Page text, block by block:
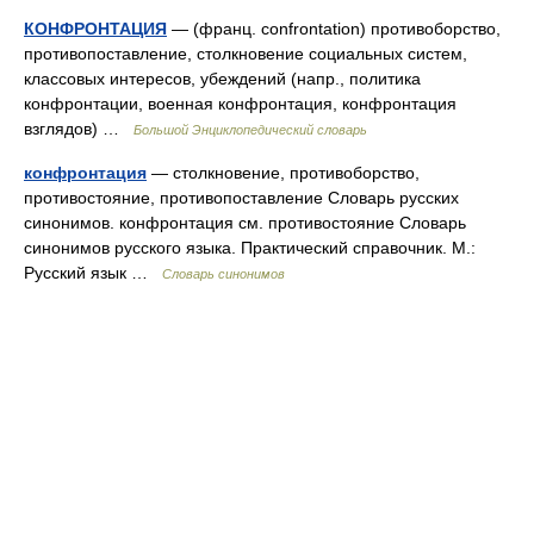
КОНФРОНТАЦИЯ — (франц. confrontation) противоборство,
противопоставление, столкновение социальных систем,
классовых интересов, убеждений (напр., политика
конфронтации, военная конфронтация, конфронтация
взглядов) …
Большой Энциклопедический словарь
конфронтация — столкновение, противоборство,
противостояние, противопоставление Словарь русских
синонимов. конфронтация см. противостояние Словарь
синонимов русского языка. Практический справочник. М.:
Русский язык …
Словарь синонимов